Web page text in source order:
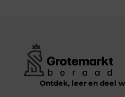
Ontdek, leer en deel